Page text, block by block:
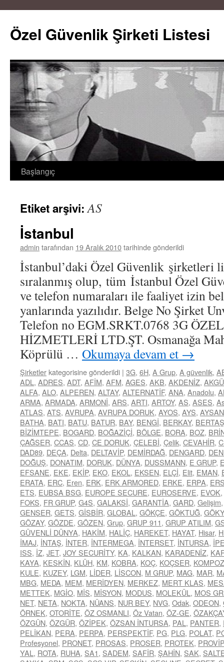
Özel Güvenlik Şirketi Listesi
İçeriğe
Başlangıç
Etiket arşivi:AS
İstanbul
admin tarafından 19 Aralık 2010tarihinde gönderildi
İstanbul’daki Özel Güvenlik şirketleri
sıralanmış olup, tüm İstanbul Özel
ve telefon numaraları ile faaliyet izin
yanlarında yazılıdır. Belge No Şirket
Telefon no EGM.SRKT.0768 3G
HİZMETLERİ LTD.ŞT. Osmanağa
Köprülü … Okumaya devam et →
Şirketler kategorisine gönderildi | 3G, 6H, A Grup, A güvenlik,
ADL , ADRES, ADT, AFİM, AFM, AGES, AKB, AKDENİZ,
ALFA, ALO, ALPEREN, ALTAY, ALTERNATİF, ANA, Anadolu,
ARMA, ARMADA, ARMONİ, ARS, ARTI, ARTOY, AS, ASES,
ATLAS, ATS, AVRUPA, AVRUPA DORUK, AYOS, AYS, AYSAN
BATHA, BATI, BATU, BATUR, BAY, BENGİ, BERKAY, BERTAŞ
BİZİMTEPE, BOGARD, BOĞAZİÇİ, BÖLGE, BORA, BOZ,
ÇAĞSER, CCAS, CD, CE DORUK, ÇELEBİ, Çelik, CEVAHİR,
DAD89, DEÇA, Delta, DELTAVİP, DEMİRDAĞ, DENGARD,
DOĞUŞ, DONATIM, DORUK, DÜNYA, DUSSMANN, E GRUP,
EFSANE, EKE, EKİP, EKO, EKOL , EKSEN, ELÇİ, Elit, EMAN,
ERATA, ERC, Eren, ERK, ERK ARMORED, ERKE, ERPA,
ETS, EUBSA BSG, EUROPE SECURE, EUROSERVE, EVOK,
FOKS, FR GRUP, G4S, GALAKSİ, GARANTİA, GARD, Gelişim
GENSER, GETS, GİSBİR, GLOBAL , GÖKÇE, GÖKTUĞ,
GÖZAY, GÖZDE, GÖZEN, Grup, GRUP 911, GRUP ATILIM,
GÜVENLİ DÜNYA, HAKİM, HALİÇ, HAREKET, HAYAT, Hisar,
İMAJ, İNTAŞ, İNTER, İNTERMEGA, İNTERSET, İNTURSA,
ISS, İZ, JET, JOY SECURİTY, KA, KALKAN, KARADENİZ,
KAYA, KESKİN, KLÜH, KM, KOBRA, KOÇ, KOÇSER,
KULE, KUZEY, LGM, LİDER, LİSCON, M GRUP, MAG, MAR,
MBG, MEDA, MEM, MERİDYEN, MERKEZ, MERT KLAS,
METTEK, MGİO, MİS, MİSYON, MODUS, MOLEKÜL , MOS
NET, NETA, NOKTA, NÜANS, NUR BEY, NVG, Odak, ODEON,
ÖRNEK, OTORİTE, ÖZ OSMANLI, Öz Vatan, ÖZ-GE,
ÖZGÜN, ÖZGÜR, ÖZİPEK, ÖZSAN İNTURSA, PAL , PANTER,
PELİKAN, PERA, PERPA, PERSPEKTİF, PG, PLG, POLAT,
Profesyonel, PRONET, PROSAS, PROSER, PROTEK, PROVİP
YAL , ROTA, RUHA, SA1, SADEM, SAFİR, ŞAHİN, SAK,